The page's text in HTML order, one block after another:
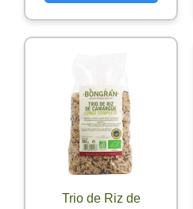
Trio de Riz de